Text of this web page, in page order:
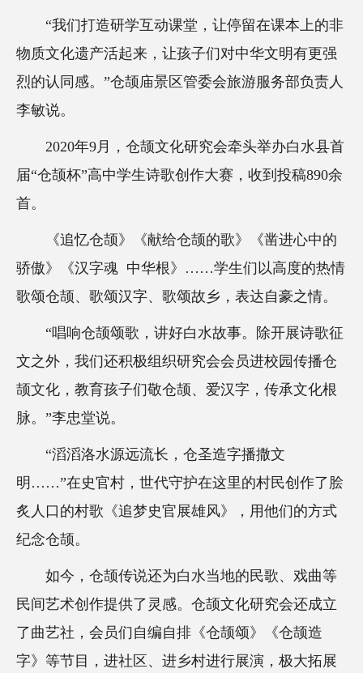
“我们打造研学互动课堂，让停留在课本上的非
物质文化遗产活起来，让孩子们对中华文明有更强
烈的认同感。”仓颉庙景区管委会旅游服务部负责人
李敏说。
2020年9月，仓颉文化研究会牵头举办白水县首
届“仓颉杯”高中学生诗歌创作大赛，收到投稿890余
首。
《追忆仓颉》《献给仓颉的歌》《凿进心中的
骄傲》《汉字魂 中华根》……学生们以高度的热情
歌颂仓颉、歌颂汉字、歌颂故乡，表达自豪之情。
“唱响仓颉颂歌，讲好白水故事。除开展诗歌征
文之外，我们还积极组织研究会会员进校园传播仓
颉文化，教育孩子们敬仓颉、爱汉字，传承文化根
脉。”李忠堂说。
“滔滔洛水源远流长，仓圣造字播撒文
明……”在史官村，世代守护在这里的村民创作了脍
炙人口的村歌《追梦史官展雄风》，用他们的方式
纪念仓颉。
如今，仓颉传说还为白水当地的民歌、戏曲等
民间艺术创作提供了灵感。仓颉文化研究会还成立
了曲艺社，会员们自编自排《仓颉颂》《仓颉造
字》等节目，进社区、进乡村进行展演，极大拓展